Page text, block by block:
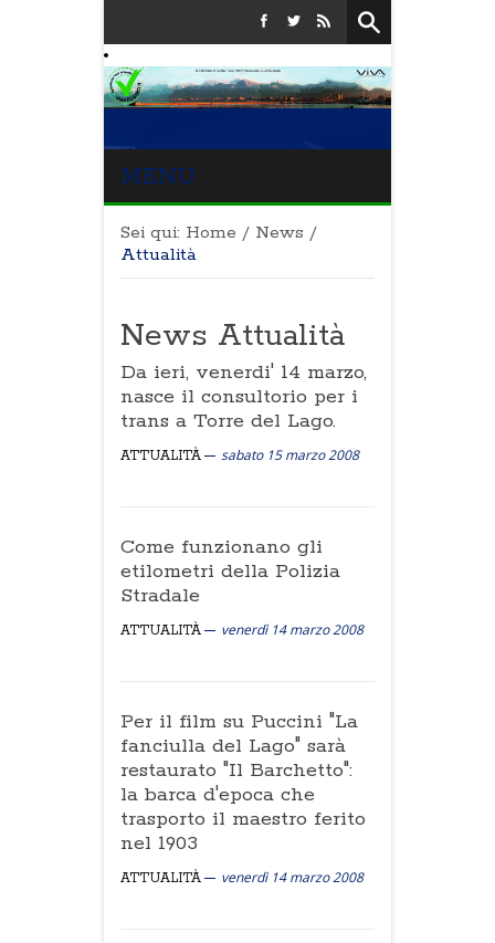
MENU
Sei qui: Home / News /
Attualità
News Attualità
Da ieri, venerdi' 14 marzo,
nasce il consultorio per i
trans a Torre del Lago.
ATTUALITÀ sabato 15 marzo 2008
Come funzionano gli
etilometri della Polizia
Stradale
ATTUALITÀ venerdì 14 marzo 2008
Per il film su Puccini "La
fanciulla del Lago" sarà
restaurato "Il Barchetto":
la barca d'epoca che
trasporto il maestro ferito
nel 1903
ATTUALITÀ venerdì 14 marzo 2008